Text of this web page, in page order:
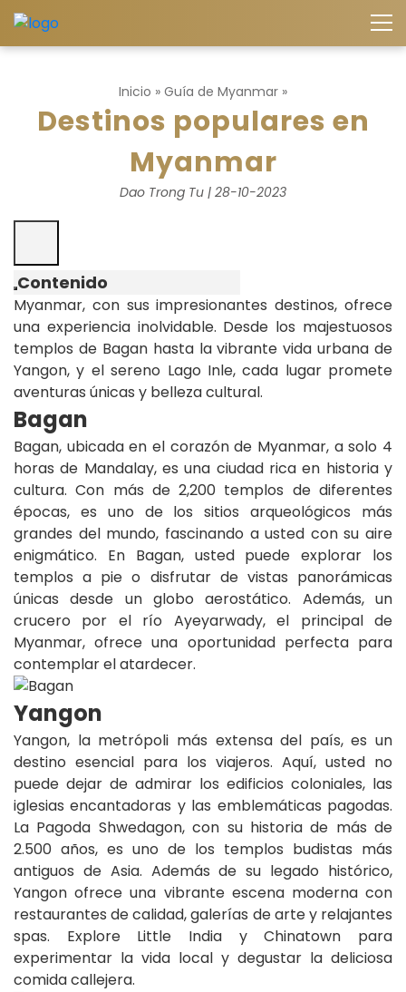
Inicio » Guía de Myanmar »
Destinos populares en
Myanmar
Dao Trong Tu | 28-10-2023
Contenido
Myanmar, con sus impresionantes destinos, ofrece
una experiencia inolvidable. Desde los majestuosos
templos de Bagan hasta la vibrante vida urbana de
Yangon, y el sereno Lago Inle, cada lugar promete
aventuras únicas y belleza cultural.
Bagan
Bagan, ubicada en el corazón de Myanmar, a solo 4
horas de Mandalay, es una ciudad rica en historia y
cultura. Con más de 2,200 templos de diferentes
épocas, es uno de los sitios arqueológicos más
grandes del mundo, fascinando a usted con su aire
enigmático. En Bagan, usted puede explorar los
templos a pie o disfrutar de vistas panorámicas
únicas desde un globo aerostático. Además, un
crucero por el río Ayeyarwady, el principal de
Myanmar, ofrece una oportunidad perfecta para
contemplar el atardecer.
Yangon
Yangon, la metrópoli más extensa del país, es un
destino esencial para los viajeros. Aquí, usted no
puede dejar de admirar los edificios coloniales, las
iglesias encantadoras y las emblemáticas pagodas.
La Pagoda Shwedagon, con su historia de más de
2.500 años, es uno de los templos budistas más
antiguos de Asia. Además de su legado histórico,
Yangon ofrece una vibrante escena moderna con
restaurantes de calidad, galerías de arte y relajantes
spas. Explore Little India y Chinatown para
experimentar la vida local y degustar la deliciosa
comida callejera.